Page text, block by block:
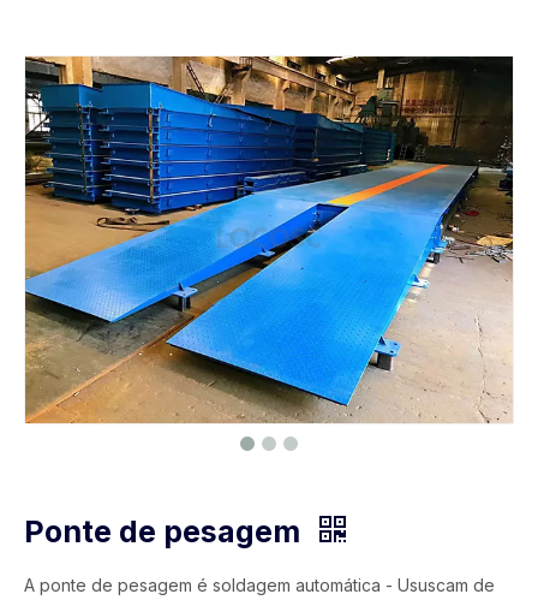
Ponte de pesagem
A ponte de pesagem é soldagem automática - Ususcam de